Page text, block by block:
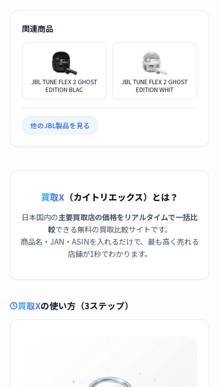
関連商品
JBL TUNE FLEX 2 GHOST
EDITION BLAC
JBL TUNE FLEX 2 GHOST
EDITION WHIT
他のJBL製品を見る
買取X （カイトリエックス）とは？
日本国内の主要買取店の価格をリアルタイムで一括比
較できる無料の買取比較サイトです。
商品名・JAN・ASINを入れるだけで、最も高く売れる
店舗が1秒でわかります。
買取Xの使い方（3ステップ）